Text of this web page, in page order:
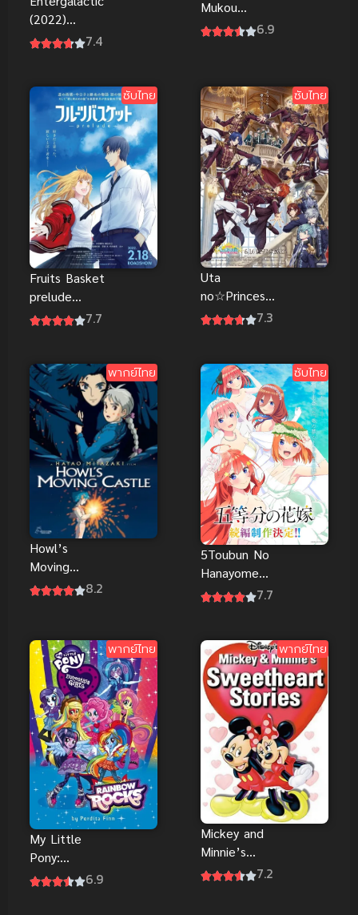
(2022)
อินเตอร์กาแล
ไลน์
7.4
Mukou
Yakusoku no
6.9
ซับไทย
Fruits Basket
prelude
อารัมภบท
ฟรีจ้า
7.7
ซับไทย
Uta
no☆Princesa
ma♪ Movie
ไทยดูฟรีจ้า
7.3
พากย์ไทย
Howl’s
Moving
Castle
ฮาวล์ พากย์
ไทยดูฟรีจ้า
8.2
ซับไทย
5Toubun No
Hanayome
Movie เจ้าสาว
7.7
พากย์ไทย
My Little
Pony:
Equestria 6.9
พากย์ไทย
Mickey and
Minnie’s
Sweetheart7.2